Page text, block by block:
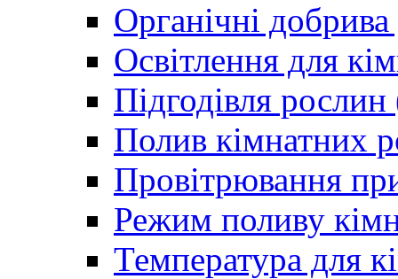
Органічні
Освітлення для
Підгодівля
Полив кімнатних
Провітрювання
Режим поливу
Температура для